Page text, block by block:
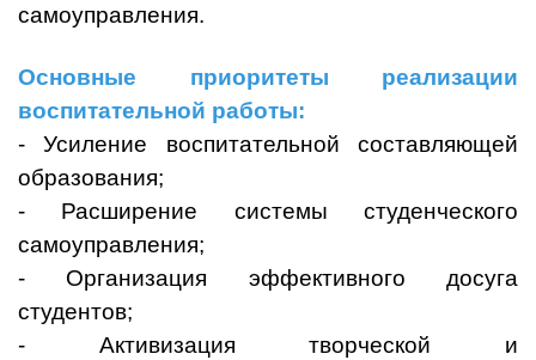
самоуправления.
Основные приоритеты реализации
воспитательной работы:
- Усиление воспитательной составляющей
образования;
- Расширение системы студенческого
самоуправления;
- Организация эффективного досуга
студентов;
- Активизация творческой и